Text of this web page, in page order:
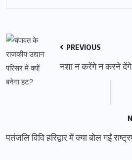
PREVIOUS
नशा न करेंगे न करने देंगे
पतंजलि विवि हरिद्वार में क्या बोल गईं